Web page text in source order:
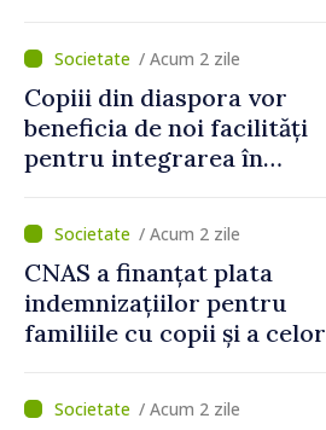
lui Vodă au fost instalate și
puse în funcțiune
/ Acum 2 zile
Copiii din diaspora vor
beneficia de noi facilități
pentru integrarea în
Republica Moldova
/ Acum 2 zile
CNAS a finanțat plata
indemnizațiilor pentru
familiile cu copii și a celor
temporară de muncă
/ Acum 2 zile